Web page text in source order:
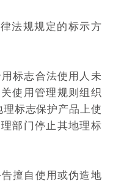
规规定的标示方
标志合法使用人未
使用管理规则组织
标志保护产品上使
部门停止其地理标
擅自使用或伪造地